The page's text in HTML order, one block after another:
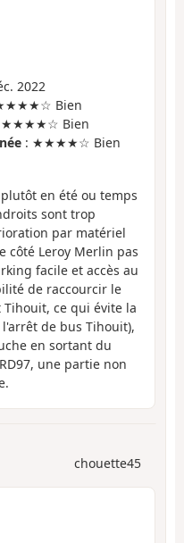
2022
Bien
★★★★☆ Bien
: ★★★★☆ Bien
en été ou temps
sont trop
par matériel
côté Leroy Merlin pas
facile et accès au
de raccourcir le
ce qui évite la
de bus Tihouit),
en sortant du
une partie non
chouette45